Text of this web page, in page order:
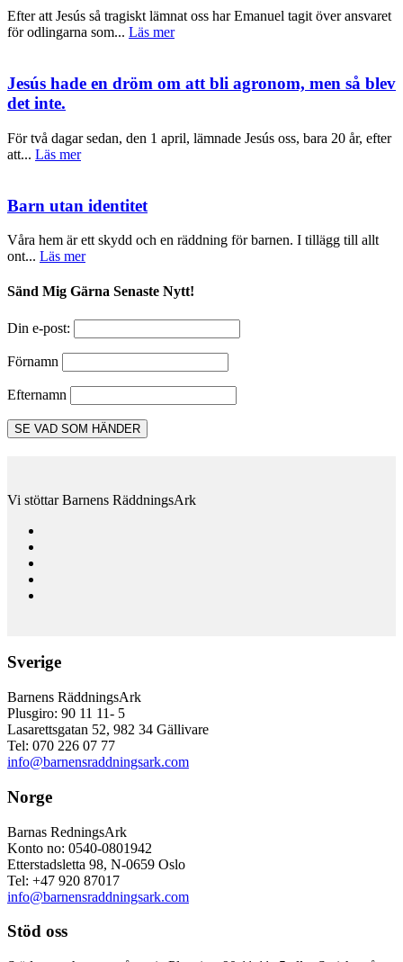
Efter att Jesús så tragiskt lämnat oss har Emanuel tagit över ansvaret
för odlingarna som... Läs mer
Jesús hade en dröm om att bli agronom, men så blev
det inte.
För två dagar sedan, den 1 april, lämnade Jesús oss, bara 20 år, efter
att... Läs mer
Barn utan identitet
Våra hem är ett skydd och en räddning för barnen. I tillägg till allt
ont... Läs mer
Sänd Mig Gärna Senaste Nytt!
Din e-post:
Förnamn
Efternamn
Vi stöttar Barnens RäddningsArk
Sverige
Barnens RäddningsArk
Plusgiro: 90 11 11- 5
Lasarettsgatan 52, 982 34 Gällivare
Tel: 070 226 07 77
info@barnensraddningsark.com
Norge
Barnas RedningsArk
Konto no: 0540-0801942
Etterstadsletta 98, N-0659 Oslo
Tel: +47 920 87017
info@barnensraddningsark.com
Stöd oss